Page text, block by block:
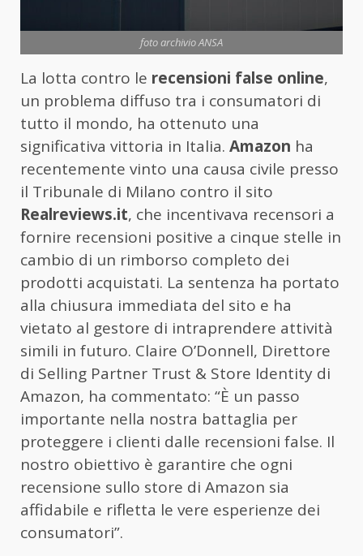
foto archivio ANSA
La lotta contro le recensioni false online,
un problema diffuso tra i consumatori di
tutto il mondo, ha ottenuto una
significativa vittoria in Italia. Amazon ha
recentemente vinto una causa civile presso
il Tribunale di Milano contro il sito
Realreviews.it, che incentivava recensori a
fornire recensioni positive a cinque stelle in
cambio di un rimborso completo dei
prodotti acquistati. La sentenza ha portato
alla chiusura immediata del sito e ha
vietato al gestore di intraprendere attività
simili in futuro. Claire O’Donnell, Direttore
di Selling Partner Trust & Store Identity di
Amazon, ha commentato: “È un passo
importante nella nostra battaglia per
proteggere i clienti dalle recensioni false. Il
nostro obiettivo è garantire che ogni
recensione sullo store di Amazon sia
affidabile e rifletta le vere esperienze dei
consumatori”.